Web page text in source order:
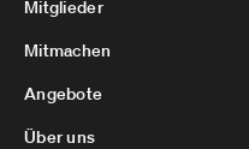
Mitglieder
Mitmachen
Angebote
Über uns